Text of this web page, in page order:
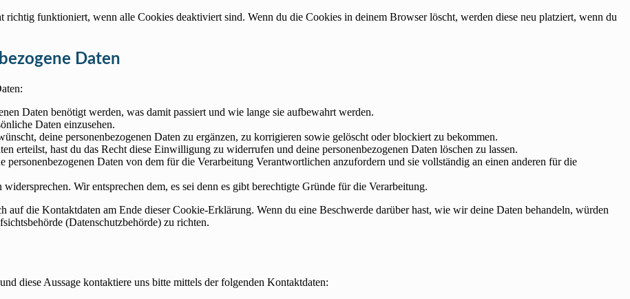
funktioniert, wenn alle Cookies deaktiviert sind. Wenn du die Cookies in deinem Browser löscht, werden diese neu platziert, wenn du
Daten
Daten benötigt werden, was damit passiert und wie lange sie aufbewahrt werden.
Daten einzusehen.
deine personenbezogenen Daten zu ergänzen, zu korrigieren sowie gelöscht oder blockiert zu bekommen.
erteilst, hast du das Recht diese Einwilligung zu widerrufen und deine personenbezogenen Daten löschen zu lassen.
personenbezogenen Daten von dem für die Verarbeitung Verantwortlichen anzufordern und sie vollständig an einen anderen für die
Wir entsprechen dem, es sei denn es gibt berechtigte Gründe für die Verarbeitung.
auf die Kontaktdaten am Ende dieser Cookie-Erklärung. Wenn du eine Beschwerde darüber hast, wie wir deine Daten behandeln, würden
(Datenschutzbehörde) zu richten.
diese Aussage kontaktiere uns bitte mittels der folgenden Kontaktdaten: